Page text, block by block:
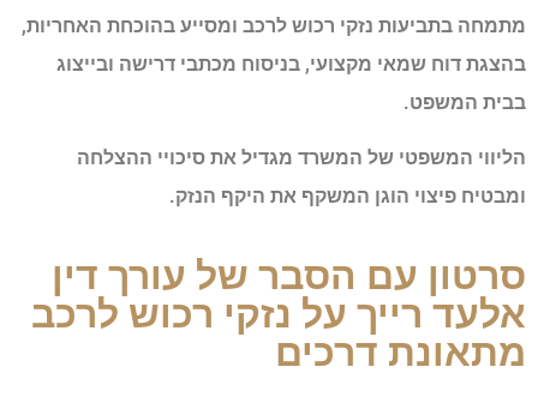
מתמחה בתביעות נזקי רכוש לרכב ומסייע בהוכחת האחריות,
בהצגת דוח שמאי מקצועי, בניסוח מכתבי דרישה ובייצוג
בבית המשפט.
הליווי המשפטי של המשרד מגדיל את סיכויי ההצלחה
ומבטיח פיצוי הוגן המשקף את היקף הנזק.
סרטון עם הסבר של עורך דין
אלעד רייך על נזקי רכוש לרכב
מתאונת דרכים